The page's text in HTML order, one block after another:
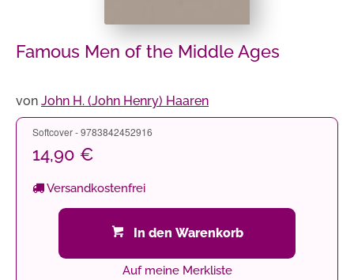
Famous Men of the Middle Ages
von John H. (John Henry) Haaren
Softcover - 9783842452916
14,90 €
Versandkostenfrei
In den Warenkorb
Auf meine Merkliste